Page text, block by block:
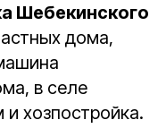
Шебекинского
дома,
в селе
хозпостройка.